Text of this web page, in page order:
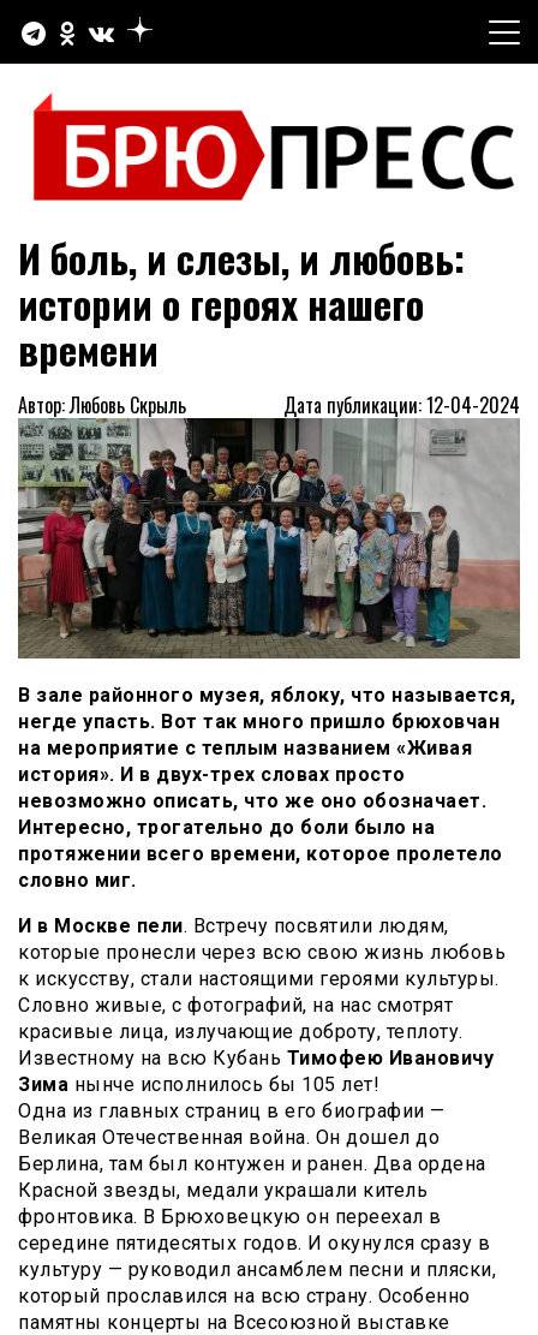
содержимому
БРЮПРЕСС
Официальный сайт газеты "Брюховецкие новости"
И боль, и слезы, и любовь:
истории о героях нашего
времени
Автор: Любовь Скрыль Дата публикации: 12-04-2024
В зале районного музея, яблоку, что называется,
негде упасть. Вот так много пришло брюховчан
на мероприятие с теплым названием «Живая
история». И в двух-трех словах просто
невозможно описать, что же оно обозначает.
Интересно, трогательно до боли было на
протяжении всего времени, которое пролетело
словно миг.
И в Москве пели. Встречу посвятили людям,
которые пронесли через всю свою жизнь любовь
к искусству, стали настоящими героями культуры.
Словно живые, с фотографий, на нас смотрят
красивые лица, излучающие доброту, теплоту.
Известному на всю Кубань Тимофею Ивановичу
Зима нынче исполнилось бы 105 лет!
Одна из главных страниц в его биографии —
Великая Отечественная война. Он дошел до
Берлина, там был контужен и ранен. Два ордена
Красной звезды, медали украшали китель
фронтовика. В Брюховецкую он переехал в
середине пятидесятых годов. И окунулся сразу в
культуру — руководил ансамблем песни и пляски,
который прославился на всю страну. Особенно
памятны концерты на Всесоюзной выставке